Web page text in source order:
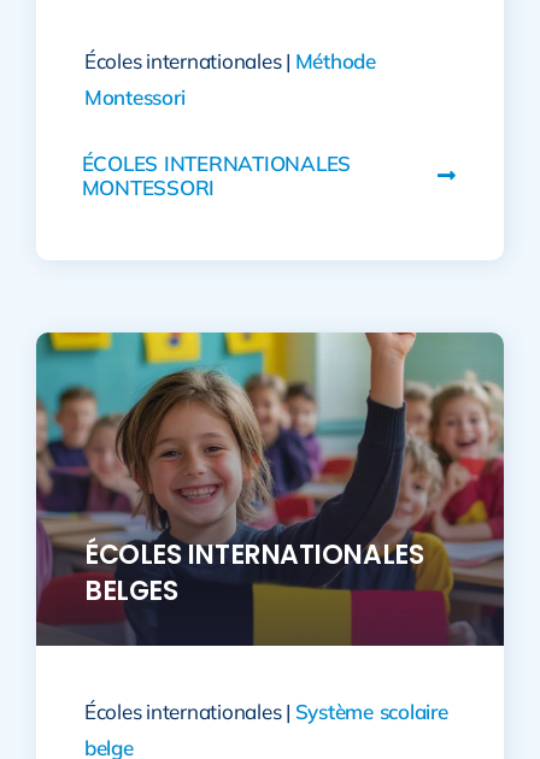
Écoles internationales | Méthode
Montessori
ÉCOLES INTERNATIONALES
MONTESSORI
ÉCOLES INTERNATIONALES
BELGES
Écoles internationales | Système scolaire
belge